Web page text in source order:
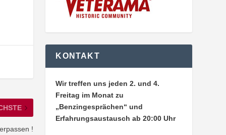
!
KONTAKT
Wir treffen uns jeden 2. und 4.
Freitag im Monat zu
„Benzingesprächen“ und
Erfahrungsaustausch ab 20:00 Uhr